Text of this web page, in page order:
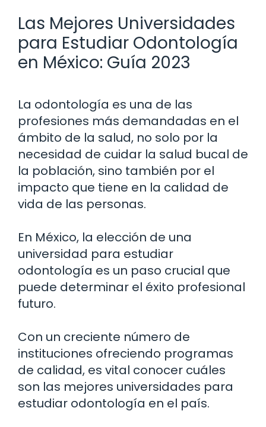
Las Mejores Universidades
para Estudiar Odontología
en México: Guía 2023
La odontología es una de las
profesiones más demandadas en el
ámbito de la salud, no solo por la
necesidad de cuidar la salud bucal de
la población, sino también por el
impacto que tiene en la calidad de
vida de las personas.
En México, la elección de una
universidad para estudiar
odontología es un paso crucial que
puede determinar el éxito profesional
futuro.
Con un creciente número de
instituciones ofreciendo programas
de calidad, es vital conocer cuáles
son las mejores universidades para
estudiar odontología en el país.